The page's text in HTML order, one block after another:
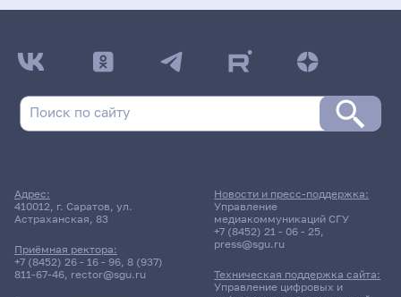
Адрес:
410012, г. Саратов, ул.
Астраханская, 83
Приёмная ректора:
+7 (8452) 26 - 16 - 96, 8 (937)
811-67-46, rector@sgu.ru
Новости и пресс-поддержка:
Управление
медиакоммуникаций СГУ
+7 (8452) 21 - 06 - 25,
press@sgu.ru
Техническая поддержка сайта:
Управление цифровых и